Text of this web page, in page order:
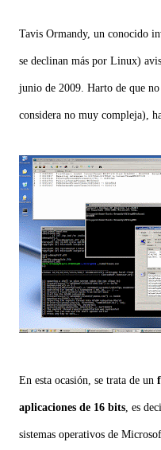
Tavis Ormandy, un conocido
se declinan más por Linux)
junio de 2009. Harto de que
considera no muy compleja),
En esta ocasión, se trata de un
aplicaciones de 16 bits, es
sistemas operativos de